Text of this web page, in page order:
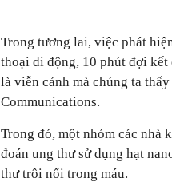
Trong tương lai, việc phát
thoại di động, 10 phút đợi
là viễn cảnh mà chúng ta
Communications.
Trong đó, một nhóm các nhà
đoán ung thư sử dụng hạt
thư trôi nổi trong máu.